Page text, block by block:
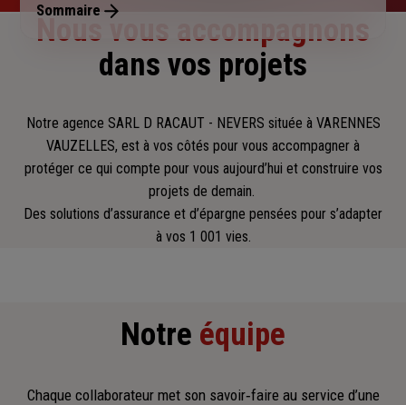
Sommaire
Nous vous accompagnons
dans vos projets
Notre agence SARL D RACAUT - NEVERS située à VARENNES
VAUZELLES, est à vos côtés pour vous accompagner à
protéger ce qui compte pour vous aujourd’hui et construire vos
projets de demain.
Des solutions d’assurance et d’épargne pensées pour s’adapter
à vos 1 001 vies.
Notre équipe
Chaque collaborateur met son savoir‑faire au service d’une